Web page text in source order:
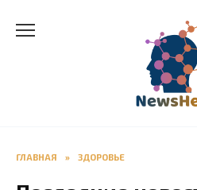
ГЛАВНАЯ » ЗДОРОВЬЕ